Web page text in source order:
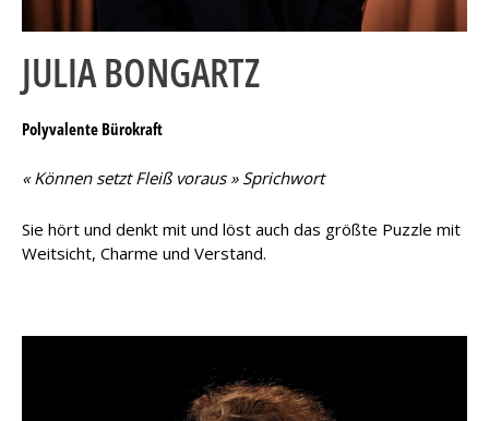
JULIA BONGARTZ
Polyvalente Bürokraft
« Können setzt Fleiß voraus » Sprichwort
Sie hört und denkt mit und löst auch das größte Puzzle mit
Weitsicht, Charme und Verstand.